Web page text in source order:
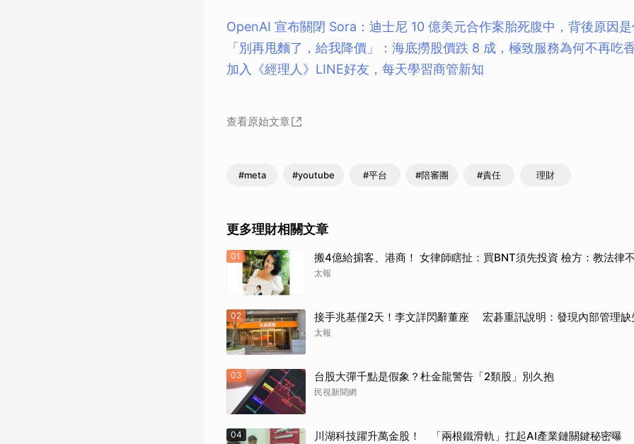
OpenAI 宣布關閉 Sora：迪士尼 10 億美元合作案胎死腹中，背後原因是
「別再甩麵了，給我降價」：海底撈股價跌 8 成，極致服務為何不再吃
加入《經理人》LINE好友，每天學習商管新知
查看原始文章
#meta #youtube #平台 #陪審團 #責任 理財
更多理財相關文章
01 搬4億給掮客、港商！ 女律師瞎扯：買BNT須先投資 檢方：教法律
太報
02 接手兆基僅2天！李文詳閃辭董座 宏碁重訊說明：發現內部管理缺
太報
03 台股大彈千點是假象？杜金龍警告「2類股」別久抱
民視新聞網
04 川湖科技躍升萬金股！ 「兩根鐵滑軌」扛起AI產業鏈關鍵秘密曝